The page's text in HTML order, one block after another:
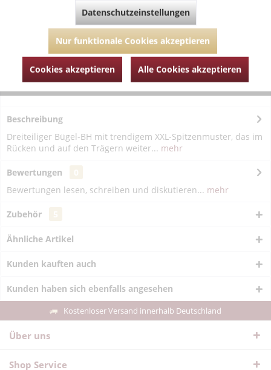
Artikel-Nr.: PD024-1600-01-scarlet-85-F
Beschreibung
Dreiteiliger Bügel-BH mit trendigem XXL-Spitzenmuster, das im
Rücken und auf den Trägern weiter... mehr
Bewertungen
Bewertungen lesen, schreiben und diskutieren... mehr
Zubehör
Ähnliche Artikel
Kunden kauften auch
Kunden haben sich ebenfalls angesehen
Kostenloser Versand innerhalb Deutschland
Über uns
Shop Service
Datenschutzeinstellungen
Nur funktionale Cookies akzeptieren
Cookies akzeptieren Alle Cookies akzeptieren